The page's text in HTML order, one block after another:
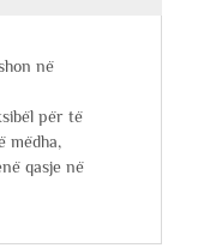
në
për të
mëdha,
qasje në